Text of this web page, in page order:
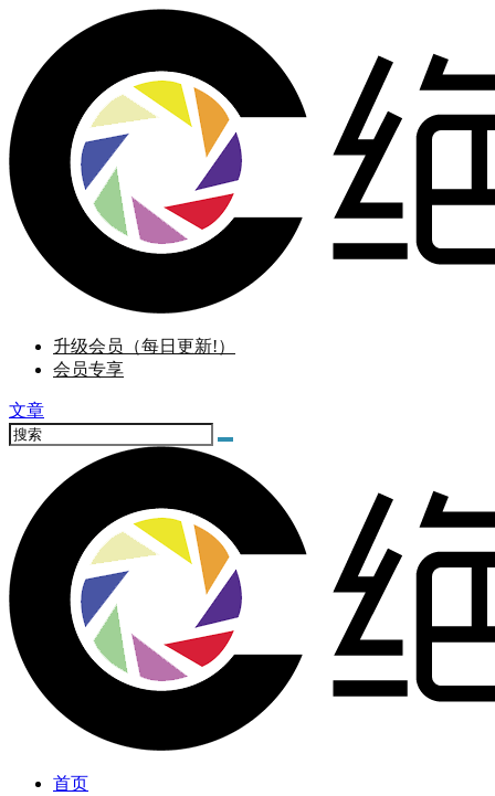
升级会员（每日更新!）
会员专享
文章
首页